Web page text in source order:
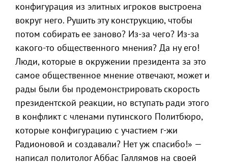
конфигурация из элитных игроков выстроена
вокруг него. Рушить эту конструкцию, чтобы
потом собирать ее заново? Из-за чего? Из-за
какого-то общественного мнения? Да ну его!
Люди, которые в окружении президента за это
самое общественное мнение отвечают, может и
рады были бы продемонстрировать скорость
президентской реакции, но вступать ради этого
в конфликт с членами путинского Политбюро,
которые конфигурацию с участием г-жи
Радионовой и создавали? Нет уж спасибо!» —
написал политолог Аббас Галлямов на своей